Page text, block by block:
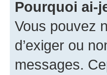
Pourquoi ai-
Vous pouvez
d’exiger ou
messages.